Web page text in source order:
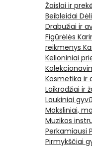
Žaislai ir
Beibleidai
Drabužiai ir
Figūrėlės
reikmenys
Kelioniniai
Kosmetika ir
Laikrodžiai ir
Laukiniai
Moksliniai,
Muzikos
Perkamiausi
Pirmykščiai